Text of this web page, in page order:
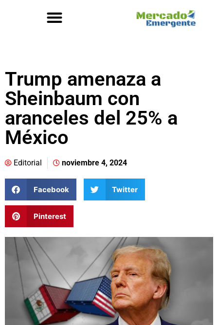
Trump amenaza a
Sheinbaum con
aranceles del 25% a
México
Editorial noviembre 4, 2024
Facebook Twitter
Pinterest